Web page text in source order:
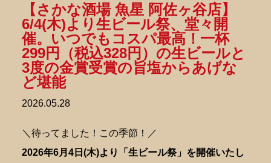
2026.05.28
【さかな酒場 魚星 阿佐ヶ谷店】
6/4(木)より生ビール祭、堂々開
催。いつでもコスパ最高！一杯
299円（税込328円）の生ビールと
3度の金賞受賞の旨塩からあげな
ど堪能
＼待ってました！この季節！／
2026年6月4日(木)より「生ビール祭」を開催いたし